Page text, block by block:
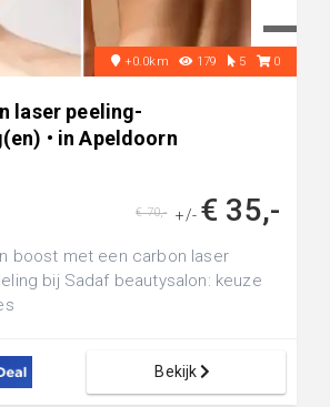
+0.0km 179 5 0
laser peeling-
• in Apeldoorn
+/- € 35,-
€ 70,-
boost met een carbon laser
bij Sadaf beautysalon: keuze
Bekijk